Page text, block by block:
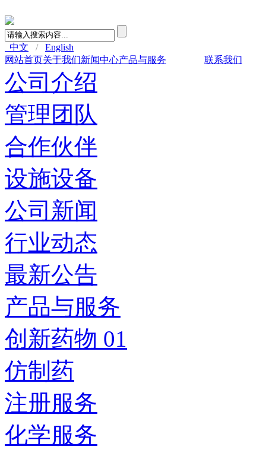
中文 /
English
网站首页关于我们新闻中心产品与服务 联系我们
公司介绍
管理团队
合作伙伴
设施设备
公司新闻
行业动态
最新公告
产品与服务
创新药物 01
仿制药
注册服务
化学服务